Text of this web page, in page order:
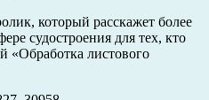
который расскажет более
судостроения для тех, кто
«Обработка листового